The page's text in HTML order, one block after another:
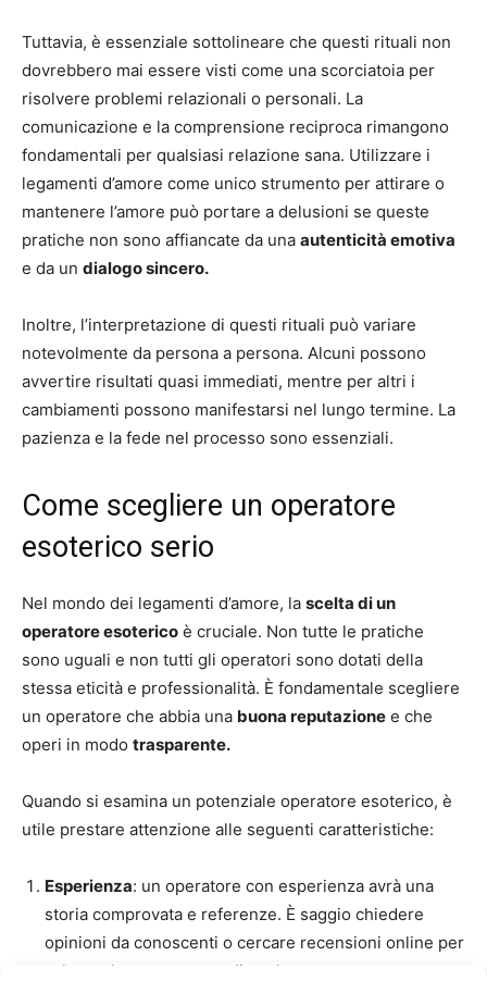
Tuttavia, è essenziale sottolineare che questi rituali non
dovrebbero mai essere visti come una scorciatoia per
risolvere problemi relazionali o personali. La
comunicazione e la comprensione reciproca rimangono
fondamentali per qualsiasi relazione sana. Utilizzare i
legamenti d’amore come unico strumento per attirare o
mantenere l’amore può portare a delusioni se queste
pratiche non sono affiancate da una autenticità emotiva
e da un dialogo sincero.
Inoltre, l’interpretazione di questi rituali può variare
notevolmente da persona a persona. Alcuni possono
avvertire risultati quasi immediati, mentre per altri i
cambiamenti possono manifestarsi nel lungo termine. La
pazienza e la fede nel processo sono essenziali.
Come scegliere un operatore
esoterico serio
Nel mondo dei legamenti d’amore, la scelta di un
operatore esoterico è cruciale. Non tutte le pratiche
sono uguali e non tutti gli operatori sono dotati della
stessa eticità e professionalità. È fondamentale scegliere
un operatore che abbia una buona reputazione e che
operi in modo trasparente.
Quando si esamina un potenziale operatore esoterico, è
utile prestare attenzione alle seguenti caratteristiche:
Esperienza: un operatore con esperienza avrà una
storia comprovata e referenze. È saggio chiedere
opinioni da conoscenti o cercare recensioni online per
valutare le competenze di qualcuno.